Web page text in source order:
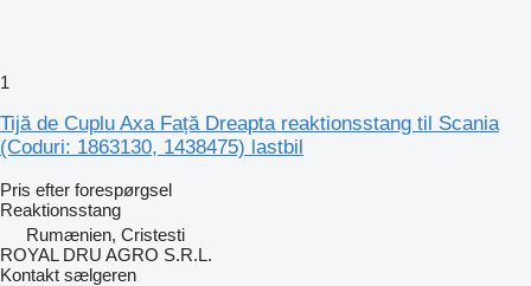
1
Tijă de Cuplu Axa Față Dreapta reaktionsstang til Scania
(Coduri: 1863130, 1438475) lastbil
Pris efter forespørgsel
Reaktionsstang
Rumænien, Cristesti
ROYAL DRU AGRO S.R.L.
Kontakt sælgeren